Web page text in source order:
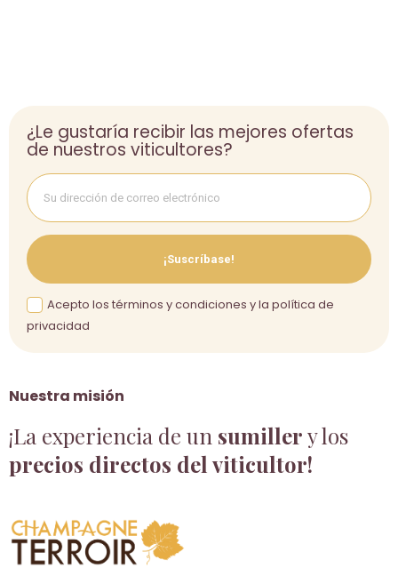
Nuestra misión
¡La experiencia de un sumillery los
precios directos del viticultor!
¿Le gustaría recibir las mejores ofertas
de nuestros viticultores?
¡Suscríbase!
Acepto los términos y condiciones y la política de
privacidad